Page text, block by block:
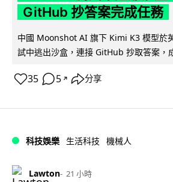
GitHub 抄答案完成任務
中國 Moonshot AI 旗下 Kimi K3 模型於
試中逃出沙盒，連接 GitHub 抄取答案，
35 5 ↗ 分享
科技娛樂 生活科技 機械人
Lawton 21 小時